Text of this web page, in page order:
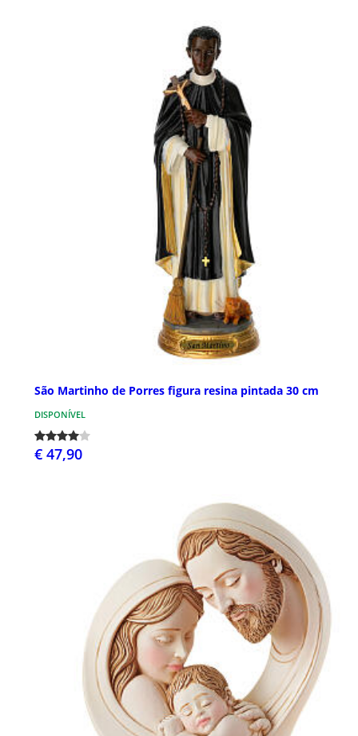
São Martinho de Porres figura resina pintada 30 cm
DISPONÍVEL
€ 47,90